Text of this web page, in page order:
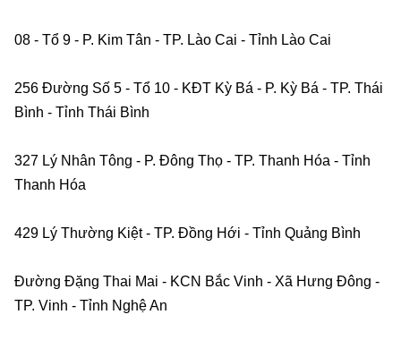
08 - Tổ 9 - P. Kim Tân - TP. Lào Cai - Tỉnh Lào Cai
256 Đường Số 5 - Tổ 10 - KĐT Kỳ Bá - P. Kỳ Bá - TP. Thái
Bình - Tỉnh Thái Bình
327 Lý Nhân Tông - P. Đông Thọ - TP. Thanh Hóa - Tỉnh
Thanh Hóa
429 Lý Thường Kiệt - TP. Đồng Hới - Tỉnh Quảng Bình
Đường Đặng Thai Mai - KCN Bắc Vinh - Xã Hưng Đông -
TP. Vinh - Tỉnh Nghệ An